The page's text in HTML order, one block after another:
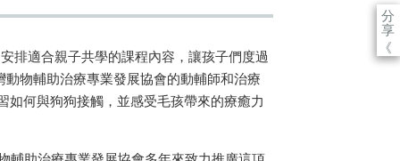
分
享
《
適合親子共學的課程內容，讓孩子們度過
動物輔助治療專業發展協會的動輔師和治療
如何與狗狗接觸，並感受毛孩帶來的療癒力